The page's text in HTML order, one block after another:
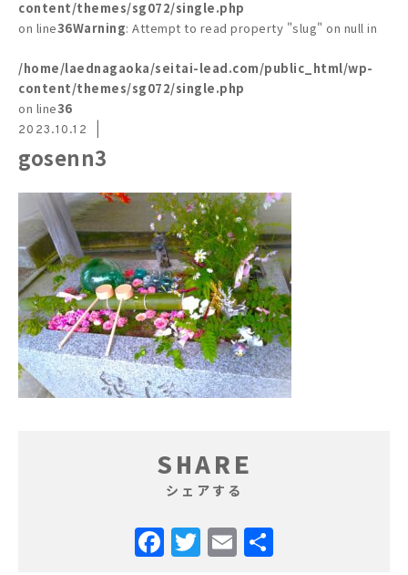
content/themes/sg072/single.php
on line36Warning: Attempt to read property "slug" on null in
/home/laednagaoka/seitai-lead.com/public_html/wp-
content/themes/sg072/single.php
on line36
2023.10.12
gosenn3
SHARE
シェアする
Facebook
Twitter
Email